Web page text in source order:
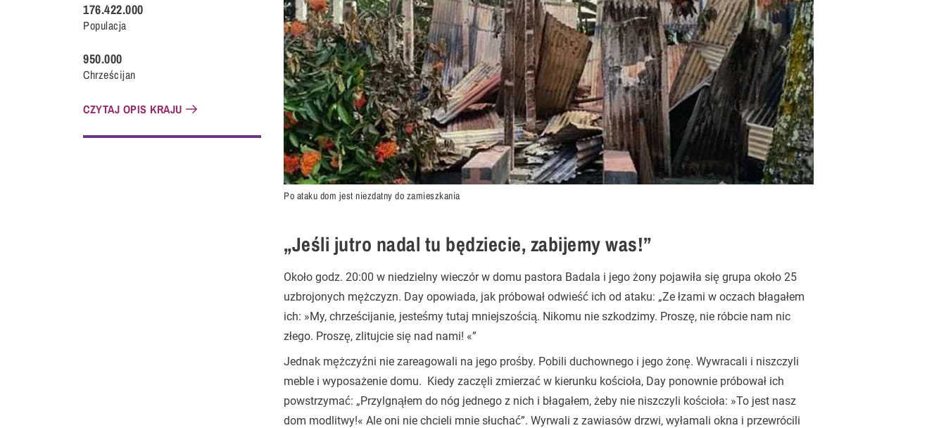
Po ataku dom jest niezdatny do zamieszkania
„Jeśli jutro nadal tu będziecie, zabijemy was!”
Około godz. 20:00 w niedzielny wieczór w domu pastora Badala i jego żony pojawiła się grupa około 25
uzbrojonych mężczyzn. Day opowiada, jak próbował odwieść ich od ataku: „Ze łzami w oczach błagałem
ich: »My, chrześcijanie, jesteśmy tutaj mniejszością. Nikomu nie szkodzimy. Proszę, nie róbcie nam nic
złego. Proszę, zlitujcie się nad nami! «”
Jednak mężczyźni nie zareagowali na jego prośby. Pobili duchownego i jego żonę. Wywracali i niszczyli
meble i wyposażenie domu. Kiedy zaczęli zmierzać w kierunku kościoła, Day ponownie próbował ich
powstrzymać: „Przylgnąłem do nóg jednego z nich i błagałem, żeby nie niszczyli kościoła: »To jest nasz
dom modlitwy!« Ale oni nie chcieli mnie słuchać”. Wyrwali z zawiasów drzwi, wyłamali okna i przewrócili
Populacja
176.422.000
Chrześcijan
950.000
CZYTAJ OPIS KRAJU